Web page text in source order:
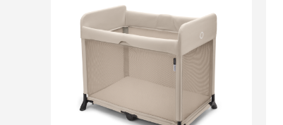
d'atteindre le nouveau né et de le
produit révolutionnaire assure le
maille légère qui permet la
tandis que le lit entier est fabriqué à
classiques durables et haute qualité,
vousvoyagiez, rendiez visite à vos
vous déplaciez simplement d'une
Stardust vous offre, à vous et votre